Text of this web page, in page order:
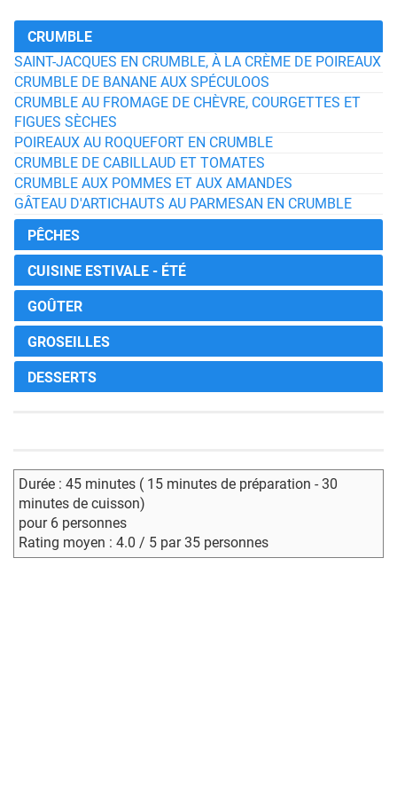
CRUMBLE
SAINT-JACQUES EN CRUMBLE, À LA CRÈME DE POIREAUX
CRUMBLE DE BANANE AUX SPÉCULOOS
CRUMBLE AU FROMAGE DE CHÈVRE, COURGETTES ET
FIGUES SÈCHES
POIREAUX AU ROQUEFORT EN CRUMBLE
CRUMBLE DE CABILLAUD ET TOMATES
CRUMBLE AUX POMMES ET AUX AMANDES
GÂTEAU D'ARTICHAUTS AU PARMESAN EN CRUMBLE
PÊCHES
CUISINE ESTIVALE - ÉTÉ
GOÛTER
GROSEILLES
DESSERTS
Durée : 45 minutes ( 15 minutes de préparation - 30
minutes de cuisson)
pour 6 personnes
Rating moyen : 4.0 / 5 par 35 personnes